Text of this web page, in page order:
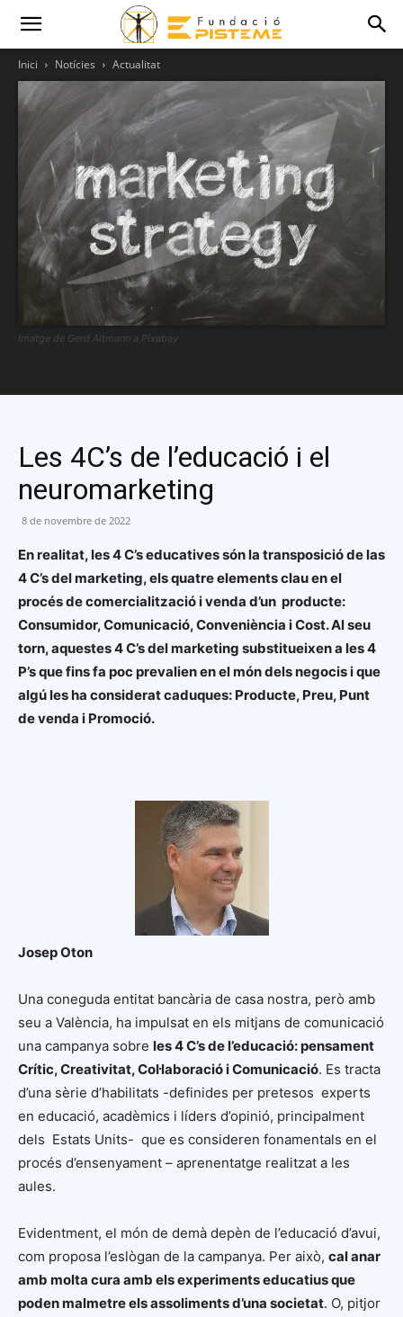
Inici Notícies Actualitat
Imatge de Gerd Altmann a Pixabay
Les 4C’s de l’educació i el
neuromarketing
8 de novembre de 2022
En realitat, les 4 C’s educatives són la transposició de las
4 C’s del marketing, els quatre elements clau en el
procés de comercialització i venda d’un producte:
Consumidor, Comunicació, Conveniència i Cost. Al seu
torn, aquestes 4 C’s del marketing substitueixen a les 4
P’s que fins fa poc prevalien en el món dels negocis i que
algú les ha considerat caduques: Producte, Preu, Punt
de venda i Promoció.
Josep Oton
Una coneguda entitat bancària de casa nostra, però amb
seu a València, ha impulsat en els mitjans de comunicació
una campanya sobre les 4 C’s de l’educació: pensament
Crític, Creativitat, Col·laboració i Comunicació. Es tracta
d’una sèrie d’habilitats -definides per pretesos experts
en educació, acadèmics i líders d’opinió, principalment
dels Estats Units- que es consideren fonamentals en el
procés d’ensenyament – aprenentatge realitzat a les
aules.
Evidentment, el món de demà depèn de l’educació d’avui,
com proposa l’eslògan de la campanya. Per això, cal anar
amb molta cura amb els experiments educatius que
poden malmetre els assoliments d’una societat. O, pitjor